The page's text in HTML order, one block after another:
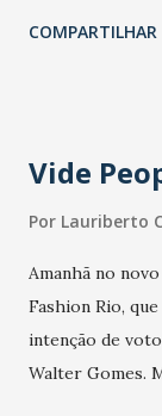
COMPARTILHAR
Vide
Por Lauriberto
Amanhã no
Fashion Rio,
intenção de
Walter Gomes.